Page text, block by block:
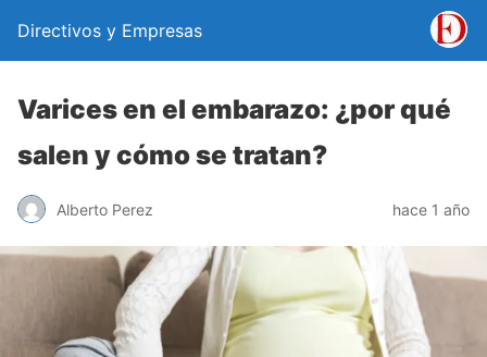
Directivos y Empresas
Varices en el embarazo: ¿por qué
salen y cómo se tratan?
Alberto Perez hace 1 año